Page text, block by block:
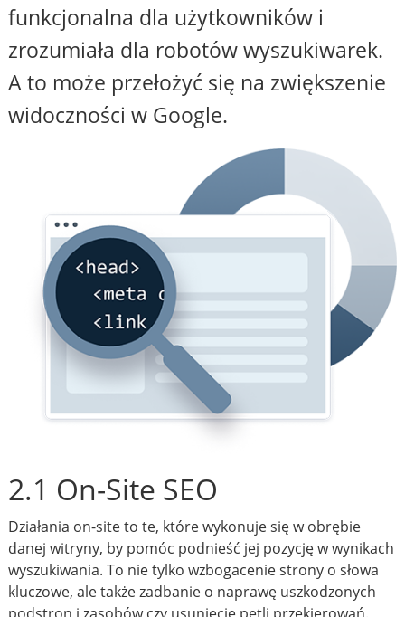
funkcjonalna dla użytkowników i
zrozumiała dla robotów wyszukiwarek.
A to może przełożyć się na zwiększenie
widoczności w Google.
2.1 On-Site SEO
Działania on-site to te, które wykonuje się w obrębie
danej witryny, by pomóc podnieść jej pozycję w wynikach
wyszukiwania. To nie tylko wzbogacenie strony o słowa
kluczowe, ale także zadbanie o naprawę uszkodzonych
podstron i zasobów czy usunięcie pętli przekierowań.